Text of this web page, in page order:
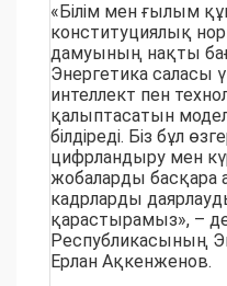
«Білім мен ғылым
конституциялық
дамуының нақты
Энергетика саласы
интеллект пен
қалыптасатын
білдіреді. Біз бұл
цифрландыру мен
жобаларды басқара
кадрларды
қарастырамыз», –
Республикасының
Ерлан Ақкенженов.